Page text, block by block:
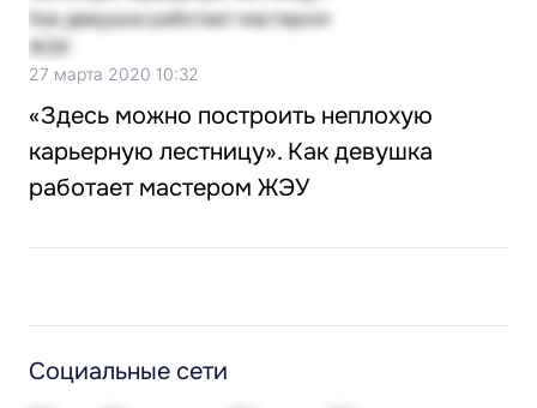
27 марта 2020 10:32
«Здесь можно построить неплохую
карьерную лестницу». Как девушка
работает мастером ЖЭУ
Социальные сети